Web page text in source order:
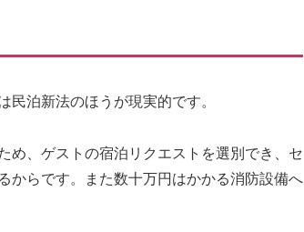
泊新法のほうが現実的です。
め、ゲストの宿泊リクエストを選別でき、セ
からです。また数十万円はかかる消防設備へ